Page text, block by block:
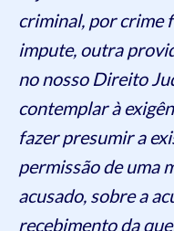
criminal, por crime
impute, outra
no nosso Direito
contemplar à
fazer presumir a
permissão de uma
acusado, sobre a
recebimento da